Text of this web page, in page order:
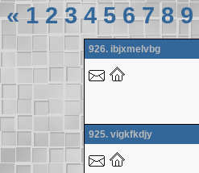
« 1 2 3 4 5 6 7 8 9
926. ibjxmelvbg
925. vigkfkdjy